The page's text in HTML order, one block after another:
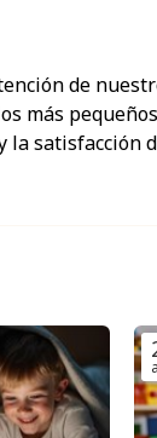
de
más
satisfacción